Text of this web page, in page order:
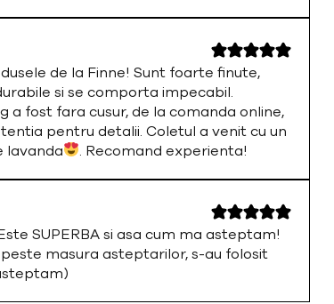
de la Finne! Sunt foarte finute,
si se comporta impecabil.
fost fara cusur, de la comanda online,
pentru detalii. Coletul a venit cu un
lavanda
. Recomand experienta!
SUPERBA si asa cum ma asteptam!
masura asteptarilor, s-au folosit